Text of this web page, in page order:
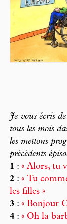
Je vous écris
tous les mois
les mettons
précédents
1 : « Alors, tu
2 : « Tu
les filles »
3 : « Bonjour
4 : « Oh la